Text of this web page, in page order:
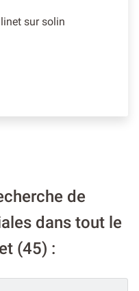
sur solin
de
dans tout le
(45) :